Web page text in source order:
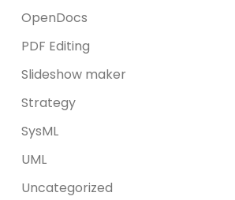
OpenDocs
PDF Editing
Slideshow maker
Strategy
SysML
UML
Uncategorized